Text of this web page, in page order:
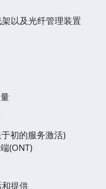
以及光纤管理装置
初的服务激活)
(ONT)
提供